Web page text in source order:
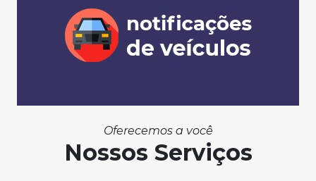
Oferecemos a você
Nossos Serviços